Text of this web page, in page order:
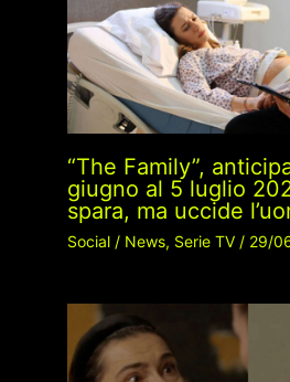
“The Family”,
giugno al 5 luglio
spara, ma uccide
Social/ News, Serie TV/ 29/